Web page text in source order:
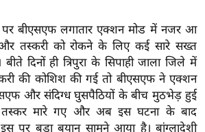
पर बीएसएफ लगातार एक्शन मोड में नजर आ
तस्करी को रोकने के लिए कई सारे सख्त
दिनों ही त्रिपुरा के सिपाही जाला जिले में
की कोशिश की गई तो बीएसएफ ने एक्शन
और संदिग्ध घुसपैठियों के बीच मुठभेड़ हुई
तस्कर मारे गए और अब इस घटना के बाद
पर बड़ा बयान सामने आया है। बांग्लादेशी